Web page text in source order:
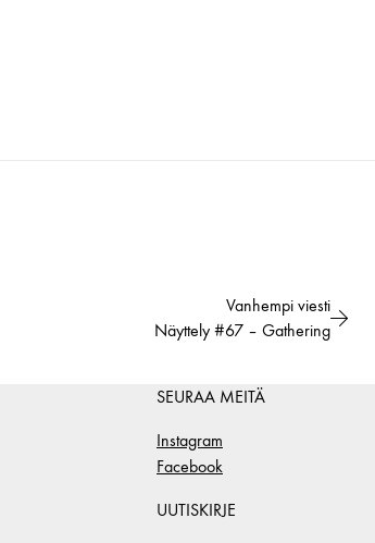
Näyttely #67 – Gathering
Vanhempi viesti
SEURAA MEITÄ
Instagram
Facebook
UUTISKIRJE